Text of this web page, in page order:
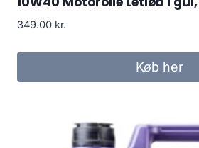
349.00 kr.
Køb her